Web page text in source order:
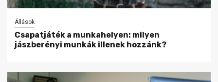
Állások
Csapatjáték a munkahelyen: milyen
jászberényi munkák illenek hozzánk?